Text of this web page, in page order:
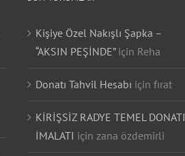
Kişiye Özel Nakışlı Şapka –
“AKSIN PEŞİNDE”için Reha
Donatı Tahvil Hesabı için fırat
KİRİŞSİZ RADYE TEMEL DONATI
İMALATI için zana özdemirli